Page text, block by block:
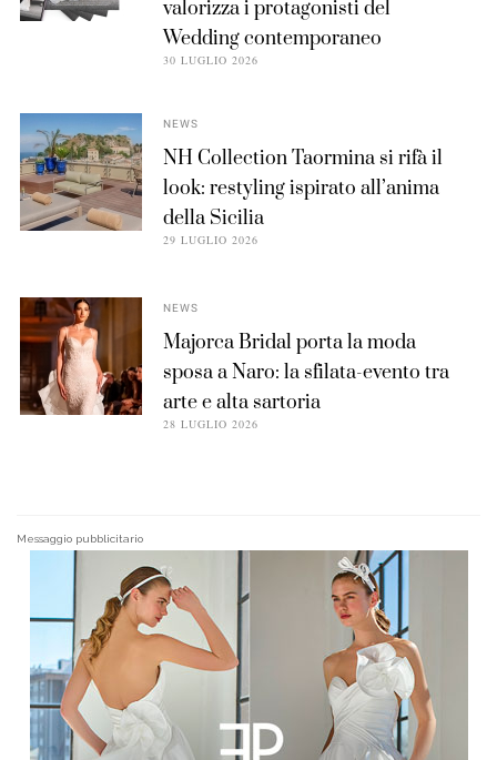
valorizza i protagonisti del
Wedding contemporaneo
30 LUGLIO 2026
NEWS
NH Collection Taormina si rifà il
look: restyling ispirato all’anima
della Sicilia
29 LUGLIO 2026
NEWS
Majorca Bridal porta la moda
sposa a Naro: la sfilata-evento tra
arte e alta sartoria
28 LUGLIO 2026
Messaggio pubblicitario